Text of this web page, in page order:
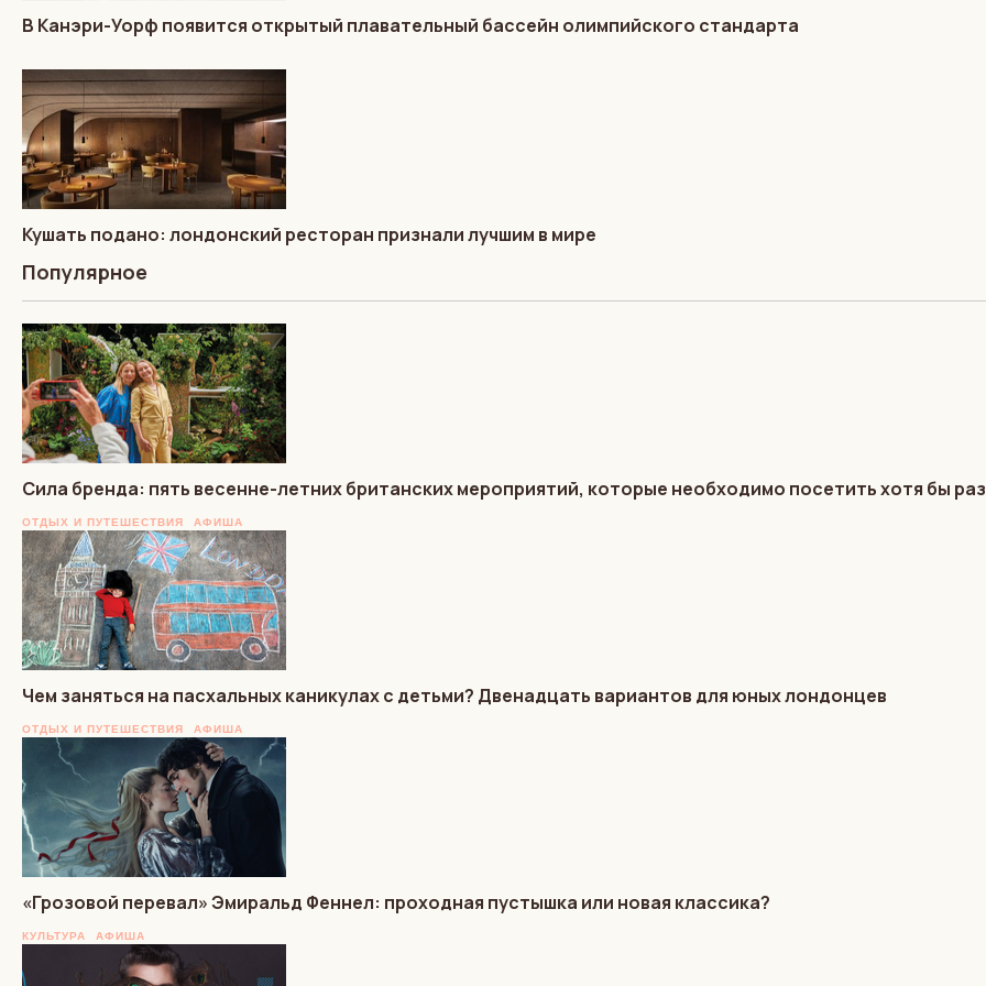
В Канэри-Уорф появится открытый плавательный бассейн олимпийского стандарта
Кушать подано: лондонский ресторан признали лучшим в мире
Популярное
Сила бренда: пять весенне-летних британских мероприятий, которые необходимо посетить хотя бы
ОТДЫХ И ПУТЕШЕСТВИЯ АФИША
Чем заняться на пасхальных каникулах с детьми? Двенадцать вариантов для юных лондонцев
ОТДЫХ И ПУТЕШЕСТВИЯ АФИША
«Грозовой перевал» Эмиральд Феннел: проходная пустышка или новая классика?
КУЛЬТУРА АФИША